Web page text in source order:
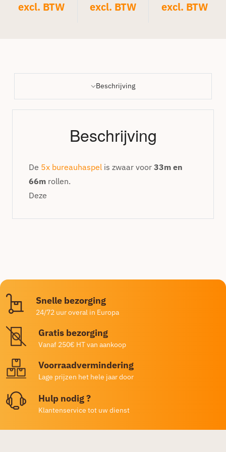
excl. BTW
excl. BTW
excl. BTW
Beschrijving
Beschrijving
De 5x bureauhaspel is zwaar voor 33m en
66m rollen.
Deze
Snelle bezorging
24/72 uur overal in Europa
Gratis bezorging
Vanaf 250€ HT van aankoop
Voorraadvermindering
Lage prijzen het hele jaar door
Hulp nodig ?
Klantenservice tot uw dienst